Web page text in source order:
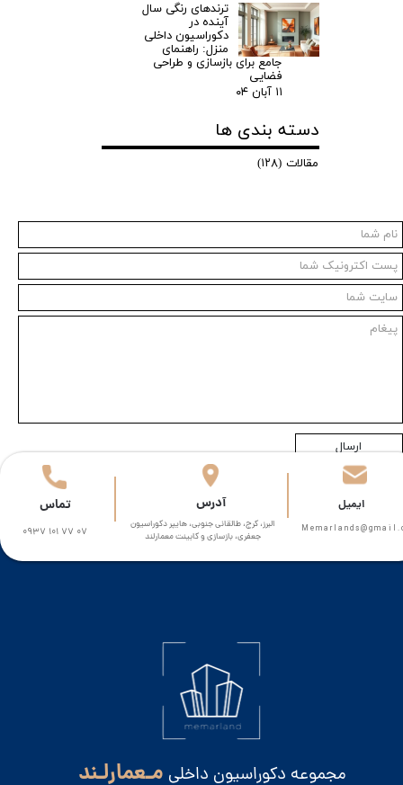
ارسال
ترندهای رنگی سال
آینده در
دکوراسیون داخلی
منزل: راهنمای
جامع برای بازسازی و طراحی
فضایی
۱۱ آبان ۰۴
دسته بندی ها
مقالات (۱۲۸)
مجموعه دکوراسیون داخلی مـعمارلـند
البرز، کرج، طالقانی جنوبی، هایپر دکوراسیون
جعفری، بازسازی و کابینت معمارلند
0937 101 77 07
​آدرس ​​ایمیل تماس